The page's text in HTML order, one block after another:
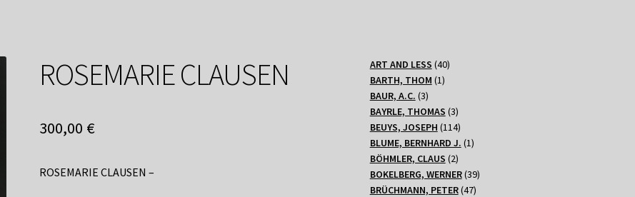
ROSEMARIE CLAUSEN
300,00 €
ROSEMARIE CLAUSEN –
ART AND LESS 4040
BARTH, THOM 11
BAUR, A.C. 33
Produkte
BAYRLE, THOMAS 33
Produkte
BEUYS, JOSEPH 114114
Produkte
BLUME, BERNHARD J. 11
BÖHMLER, CLAUS 22
Produkte
BOKELBERG, WERNER 3939
BRÜCHMANN, PETER 4747